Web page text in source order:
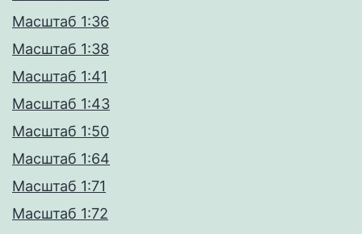
Масштаб 1:36
Масштаб 1:38
Масштаб 1:41
Масштаб 1:43
Масштаб 1:50
Масштаб 1:64
Масштаб 1:71
Масштаб 1:72